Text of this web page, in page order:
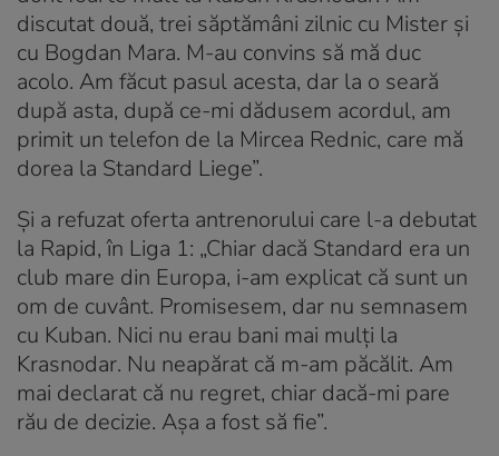
discutat două, trei săptămâni zilnic cu Mister și
cu Bogdan Mara. M-au convins să mă duc
acolo. Am făcut pasul acesta, dar la o seară
după asta, după ce-mi dădusem acordul, am
primit un telefon de la Mircea Rednic, care mă
dorea la Standard Liege”.
Și a refuzat oferta antrenorului care l-a debutat
la Rapid, în Liga 1: „Chiar dacă Standard era un
club mare din Europa, i-am explicat că sunt un
om de cuvânt. Promisesem, dar nu semnasem
cu Kuban. Nici nu erau bani mai mulți la
Krasnodar. Nu neapărat că m-am păcălit. Am
mai declarat că nu regret, chiar dacă-mi pare
rău de decizie. Așa a fost să fie”.